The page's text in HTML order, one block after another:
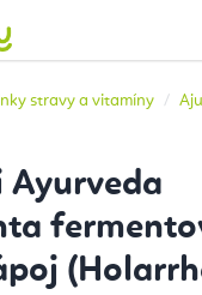
stravy a vitamíny